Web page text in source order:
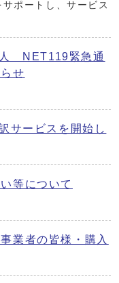
ポートし、サービス
NET119緊急通
せ
サービスを開始し
等について
業者の皆様・購入